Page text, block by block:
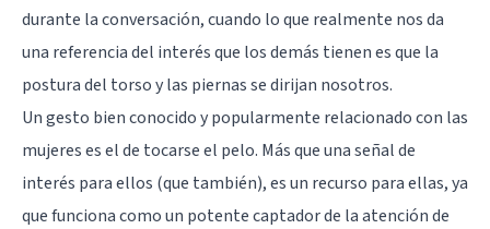
durante la conversación, cuando lo que realmente nos da
una referencia del interés que los demás tienen es que la
postura del torso y las piernas se dirijan nosotros.
Un gesto bien conocido y popularmente relacionado con las
mujeres es el de tocarse el pelo. Más que una señal de
interés para ellos (que también), es un recurso para ellas, ya
que funciona como un potente captador de la atención de